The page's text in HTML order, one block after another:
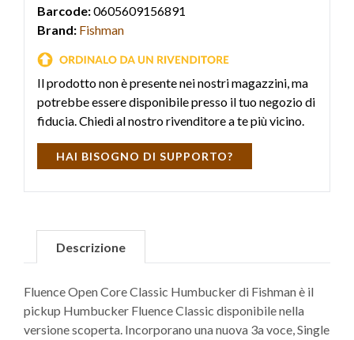
Barcode:0605609156891
Brand: Fishman
Il prodotto non è presente nei nostri magazzini, ma
potrebbe essere disponibile presso il tuo negozio di
fiducia. Chiedi al nostro rivenditore a te più vicino.
HAI BISOGNO DI SUPPORTO?
Descrizione
Fluence Open Core Classic Humbucker di Fishman è il
pickup Humbucker Fluence Classic disponibile nella
versione scoperta. Incorporano una nuova 3a voce, Single